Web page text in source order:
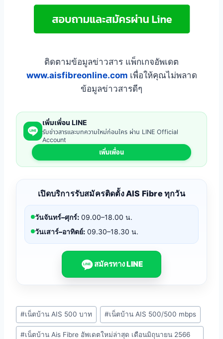
ติดตามข้อมูลข่าวสาร แพ็กเกจอัพเดต
www.aisfibreonline.com เพื่อให้คุณไม่พลาด
ข้อมูลข่าวสารดีๆ
เพิ่มเพื่อน LINE
รับข่าวสารและบทความใหม่ก่อนใคร ผ่าน LINE Official
Account
เพิ่มเพื่อน
เปิดบริการรับสมัครติดตั้ง AIS Fibre ทุกวัน
วันจันทร์–ศุกร์: 09.00–18.00 น.
วันเสาร์–อาทิตย์: 09.30–18.30 น.
LINE สมัครทาง LINE
Post
Tags:
#เน็ตบ้าน AIS 500 บาท #เน็ตบ้าน AIS 500/500 mbps
#เน็ตบ้าน Ais Fibre อัพเดตใหม่ล่าสุด เดือนมิถุนายน 2566